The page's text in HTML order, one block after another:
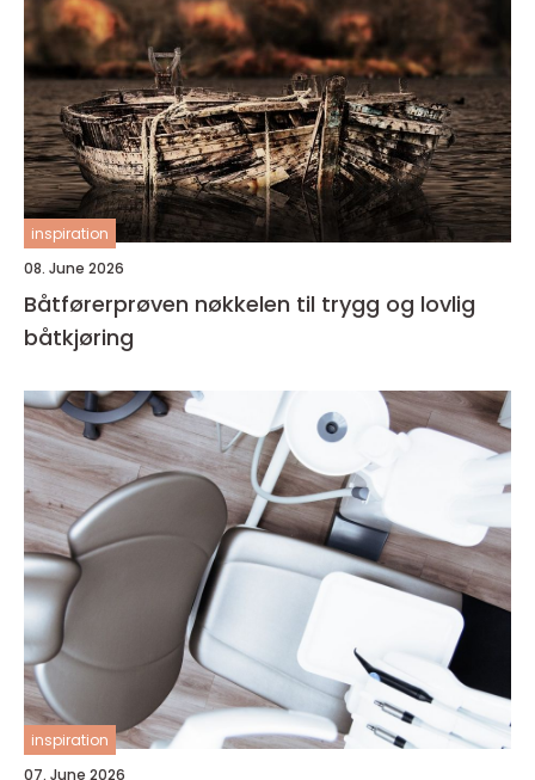
inspiration
08. June 2026
Båtførerprøven nøkkelen til trygg og lovlig
båtkjøring
inspiration
07. June 2026